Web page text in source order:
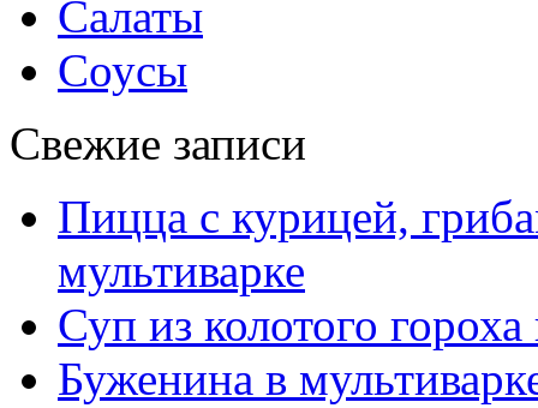
Салаты
Соусы
Свежие записи
Пицца с курицей,
мультиварке
Суп из колотого
Буженина в